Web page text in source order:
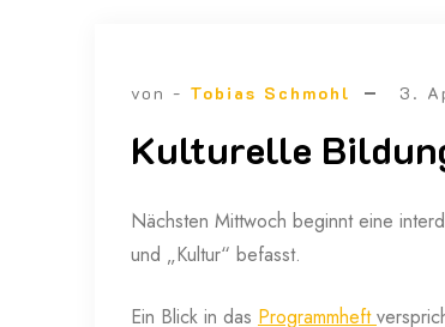
von - Tobias Schmohl 3.
Kulturelle
Nächsten Mittwoch beginnt eine
und „Kultur“ befasst.
Ein Blick in das Programmheft